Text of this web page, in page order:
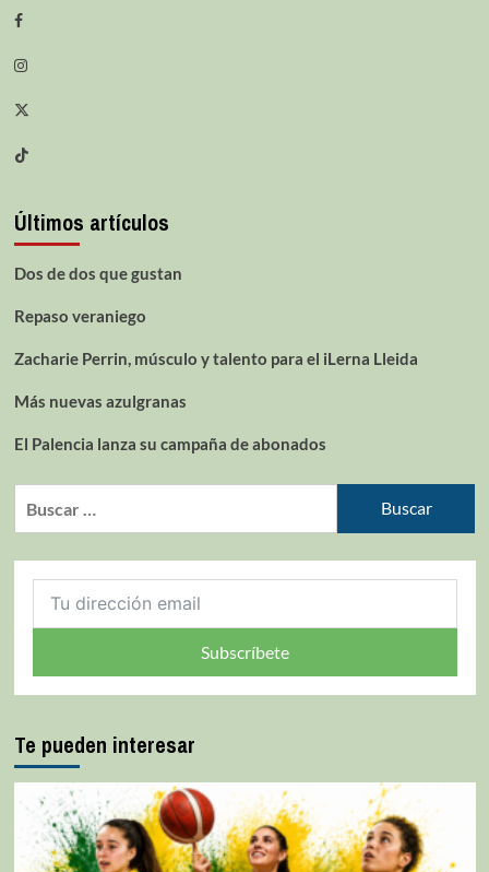
Últimos artículos
Dos de dos que gustan
Repaso veraniego
Zacharie Perrin, músculo y talento para el iLerna Lleida
Más nuevas azulgranas
El Palencia lanza su campaña de abonados
Subscríbete
Te pueden interesar